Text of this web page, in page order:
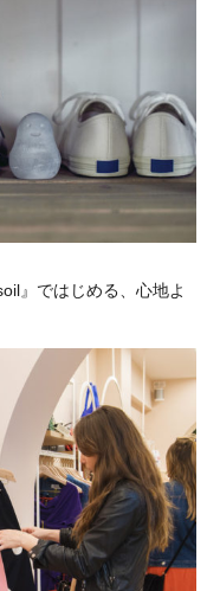
』ではじめる、心地よ